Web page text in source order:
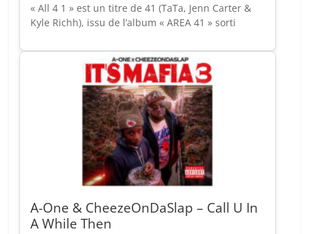
« All 4 1 » est un titre de 41 (TaTa, Jenn Carter &
Kyle Richh), issu de l’album « AREA 41 » sorti
A-One & CheezeOnDaSlap – Call U In
A While Then